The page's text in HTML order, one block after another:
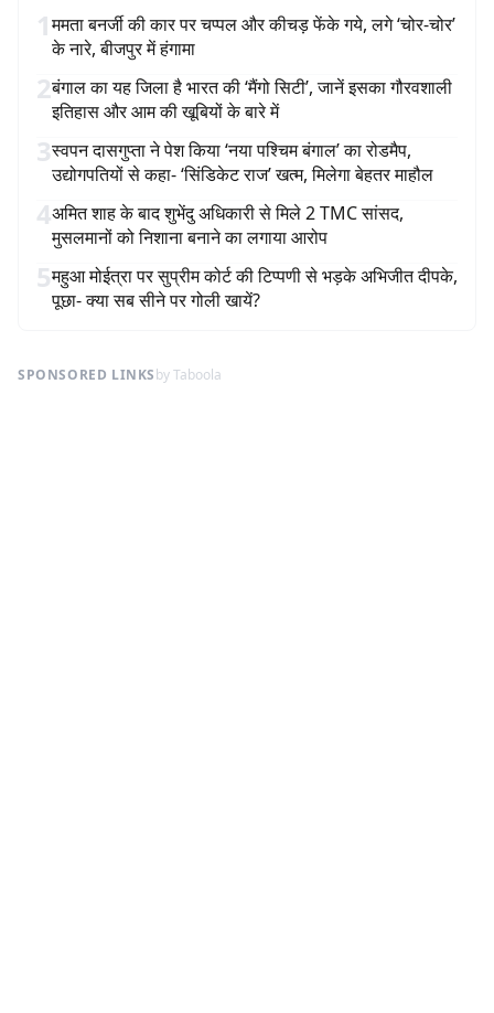
1ममता बनर्जी की कार पर चप्पल और कीचड़ फेंके गये, लगे ‘चोर-चोर’
के नारे, बीजपुर में हंगामा
2बंगाल का यह जिला है भारत की ‘मैंगो सिटी’, जानें इसका गौरवशाली
इतिहास और आम की खूबियों के बारे में
3स्वपन दासगुप्ता ने पेश किया ‘नया पश्चिम बंगाल’ का रोडमैप,
उद्योगपतियों से कहा- ‘सिंडिकेट राज’ खत्म, मिलेगा बेहतर माहौल
4अमित शाह के बाद शुभेंदु अधिकारी से मिले 2 TMC सांसद,
मुसलमानों को निशाना बनाने का लगाया आरोप
5महुआ मोईत्रा पर सुप्रीम कोर्ट की टिप्पणी से भड़के अभिजीत दीपके,
पूछा- क्या सब सीने पर गोली खायें?
SPONSORED LINKSby Taboola